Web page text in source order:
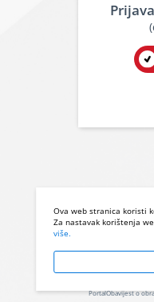
Ova web stranica koristi
Za nastavak korištenja
više.
PortalObavijest o